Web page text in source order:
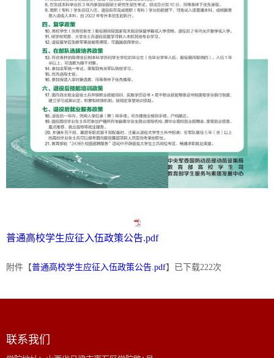
普通高校学生应征入伍政策公告.pdf
附件【普通高校学生应征入伍政策公告.pdf】已下载222次
联系我们